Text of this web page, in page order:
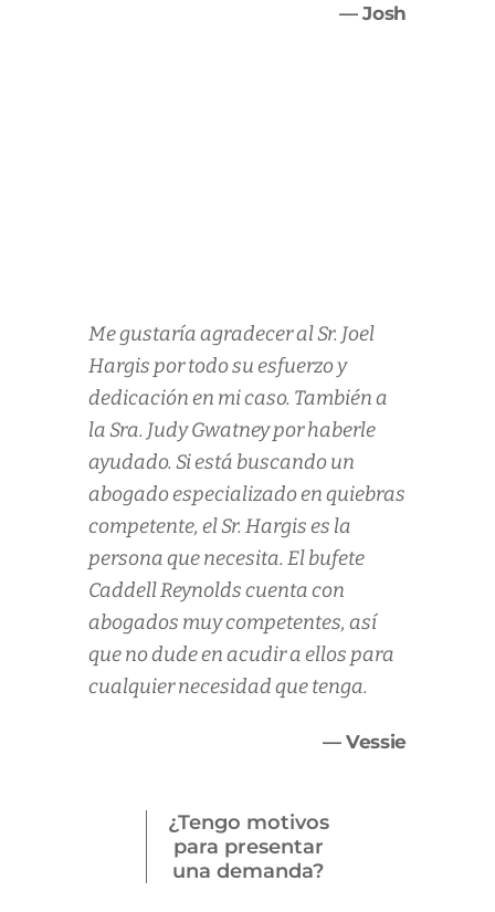
— Josh
— Vessie
Me gustaría agradecer al Sr. Joel
Hargis por todo su esfuerzo y
dedicación en mi caso. También a
la Sra. Judy Gwatney por haberle
ayudado. Si está buscando un
abogado especializado en quiebras
competente, el Sr. Hargis es la
persona que necesita. El bufete
Caddell Reynolds cuenta con
abogados muy competentes, así
que no dude en acudir a ellos para
cualquier necesidad que tenga.
¿Tengo motivos
para presentar
una demanda?